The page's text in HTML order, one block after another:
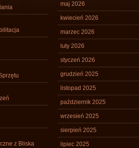
z Bliska
maj 2026
kwiecień 2026
marzec 2026
luty 2026
styczeń 2026
grudzień 2025
listopad 2025
październik 2025
wrzesień 2025
sierpień 2025
lipiec 2025